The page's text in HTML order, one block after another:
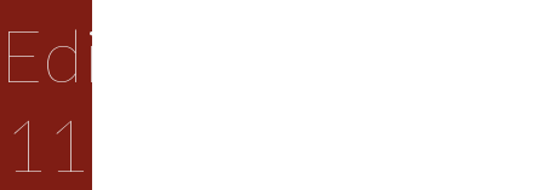
Edición
11